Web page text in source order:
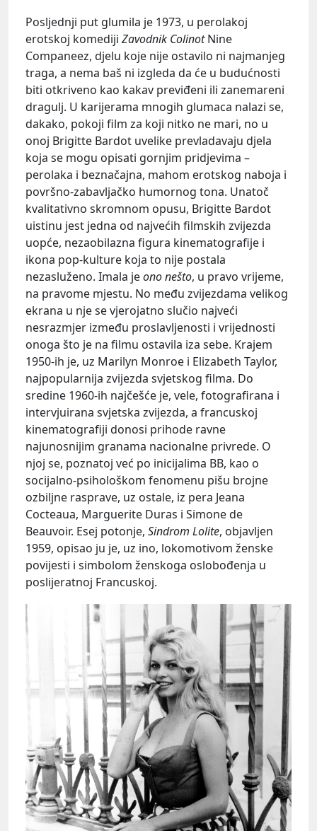
Posljednji put glumila je 1973, u perolakoj
erotskoj komediji Zavodnik ColinotNine
Companeez, djelu koje nije ostavilo ni najmanjeg
traga, a nema baš ni izgleda da će u budućnosti
biti otkriveno kao kakav previđeni ili zanemareni
dragulj. U karijerama mnogih glumaca nalazi se,
dakako, pokoji film za koji nitko ne mari, no u
onoj Brigitte Bardot uvelike prevladavaju djela
koja se mogu opisati gornjim pridjevima –
perolaka i beznačajna, mahom erotskog naboja i
površno-zabavljačko humornog tona. Unatoč
kvalitativno skromnom opusu, Brigitte Bardot
uistinu jest jedna od najvećih filmskih zvijezda
uopće, nezaobilazna figura kinematografije i
ikona pop-kulture koja to nije postala
nezasluženo. Imala jeono nešto, u pravo vrijeme,
na pravome mjestu. No među zvijezdama velikog
ekrana u nje se vjerojatno slučio najveći
nesrazmjer između proslavljenosti i vrijednosti
onoga što je na filmu ostavila iza sebe. Krajem
1950-ih je, uz Marilyn Monroe i Elizabeth Taylor,
najpopularnija zvijezda svjetskog filma. Do
sredine 1960-ih najčešće je, vele, fotografirana i
intervjuirana svjetska zvijezda, a francuskoj
kinematografiji donosi prihode ravne
najunosnijim granama nacionalne privrede. O
njoj se, poznatoj već po inicijalima BB, kao o
socijalno-psihološkom fenomenu pišu brojne
ozbiljne rasprave, uz ostale, iz pera Jeana
Cocteaua, Marguerite Duras i Simone de
Beauvoir. Esej potonje, Sindrom Lolite, objavljen
1959, opisao ju je, uz ino, lokomotivom ženske
povijesti i simbolom ženskoga oslobođenja u
poslijeratnoj Francuskoj.